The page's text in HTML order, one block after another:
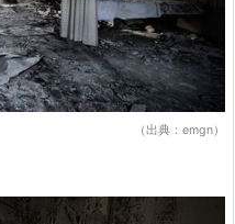
（出典：emgn）